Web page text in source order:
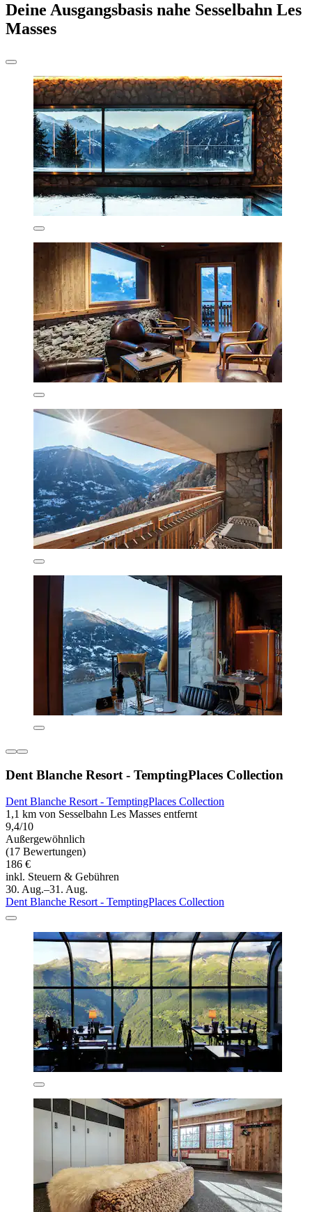
Deine Ausgangsbasis nahe Sesselbahn Les
Masses
Dent Blanche Resort - TemptingPlaces Collection
Dent Blanche Resort - TemptingPlaces Collection
1,1 km von Sesselbahn Les Masses entfernt
9,4/10
Außergewöhnlich
(17 Bewertungen)
186 €
inkl. Steuern & Gebühren
30. Aug.–31. Aug.
Dent Blanche Resort - TemptingPlaces Collection